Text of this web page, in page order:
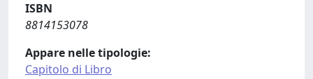
ISBN
8814153078
Appare nelle tipologie:
Capitolo di Libro